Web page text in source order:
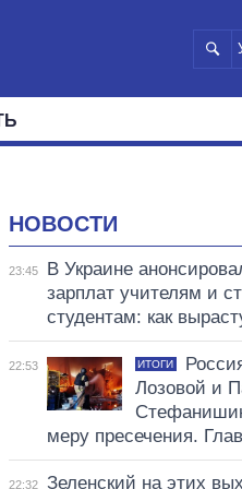
НОВОСТИ
23:45
В Украине
зарплат учителям и
студентам: как
22:53 ИТОГИ
Лозовой и
меру пресечения.
22:32
Зеленский на этих